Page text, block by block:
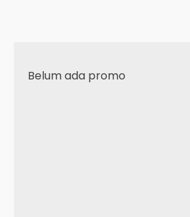
Belum ada promo